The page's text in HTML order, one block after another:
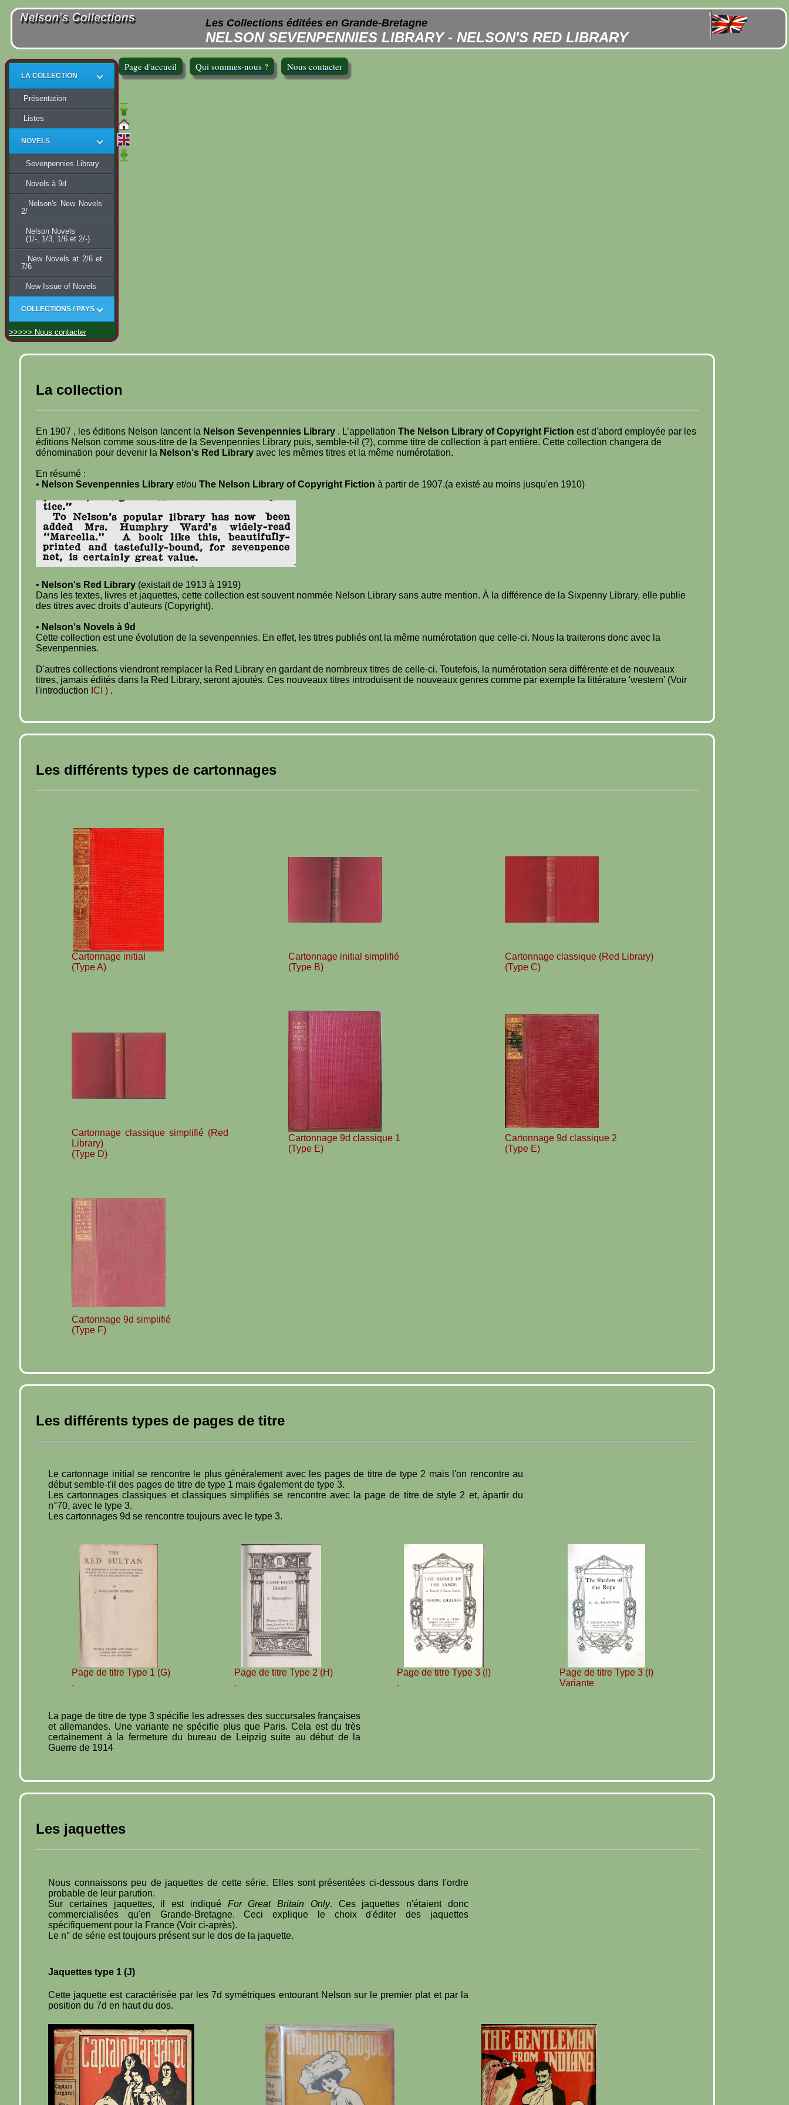
Les Collections éditées en Grande-Bretagne
NELSON SEVENPENNIES LIBRARY - NELSON'S RED LIBRARY
LA COLLECTION
Présentation
Listes
NOVELS
Sevenpennies Library
Novels à 9d
Nelson's New Novels
2/
Nelson Novels
(1/-, 1/3, 1/6 et 2/-)
New Novels at 2/6 et
7/6
New Issue of Novels
COLLECTIONS / PAYS
>>>>> Nous contacter
La collection
En 1907 , les éditions Nelson lancent la Nelson Sevenpennies Library . L’appellation The Nelson Library of Copyright Fiction est d'abord employée par les
éditions Nelson comme sous-titre de la Sevenpennies Library puis, semble-t-il (?), comme titre de collection à part entière. Cette collection changera de
dénomination pour devenir la Nelson's Red Library avec les mêmes titres et la même numérotation.
En résumé :
• Nelson Sevenpennies Library et/ou The Nelson Library of Copyright Fiction à partir de 1907.(a existé au moins jusqu'en 1910)
• Nelson's Red Library (existait de 1913 à 1919)
Dans les textes, livres et jaquettes, cette collection est souvent nommée Nelson Library sans autre mention. À la différence de la Sixpenny Library, elle publie
des titres avec droits d’auteurs (Copyright).
• Nelson's Novels à 9d
Cette collection est une évolution de la sevenpennies. En effet, les titres publiés ont la même numérotation que celle-ci. Nous la traiterons donc avec la
Sevenpennies.
D'autres collections viendront remplacer la Red Library en gardant de nombreux titres de celle-ci. Toutefois, la numérotation sera différente et de nouveaux
titres, jamais édités dans la Red Library, seront ajoutés. Ces nouveaux titres introduisent de nouveaux genres comme par exemple la littérature 'western' (Voir
l'introduction ICI ) .
Les différents types de cartonnages
Cartonnage initial
(Type A)
Cartonnage initial simplifié
(Type B)
Cartonnage classique (Red Library)
(Type C)
Cartonnage classique simplifié (Red
Library)
(Type D)
Cartonnage 9d classique 1
(Type E)
Cartonnage 9d classique 2
(Type E)
Cartonnage 9d simplifié
(Type F)
Les différents types de pages de titre
Le cartonnage initial se rencontre le plus généralement avec les pages de titre de type 2 mais l'on rencontre au
début semble-t'il des pages de titre de type 1 mais également de type 3.
Les cartonnages classiques et classiques simplifiés se rencontre avec la page de titre de style 2 et, àpartir du
n°70, avec le type 3.
Les cartonnages 9d se rencontre toujours avec le type 3.
Page de titre Type 1 (G)
.
Page de titre Type 2 (H)
.
Page de titre Type 3 (I)
.
Page de titre Type 3 (I)
Variante
La page de titre de type 3 spécifie les adresses des succursales françaises
et allemandes. Une variante ne spécifie plus que Paris. Cela est du très
certainement à la fermeture du bureau de Leipzig suite au début de la
Guerre de 1914
Les jaquettes
Nous connaissons peu de jaquettes de cette série. Elles sont présentées ci-dessous dans l'ordre
probable de leur parution.
Sur certaines jaquettes, il est indiqué For Great Britain Only. Ces jaquettes n'étaient donc
commercialisées qu'en Grande-Bretagne. Ceci explique le choix d'éditer des jaquettes
spécifiquement pour la France (Voir ci-après).
Le n° de série est toujours présent sur le dos de la jaquette.
Jaquettes type 1 (J)
Cette jaquette est caractérisée par les 7d symétriques entourant Nelson sur le premier plat et par la
position du 7d en haut du dos.
Page d'accueil Qui sommes-nous ? Nous contacter